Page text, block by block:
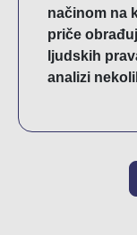
načinom na
priče
ljudskih
analizi